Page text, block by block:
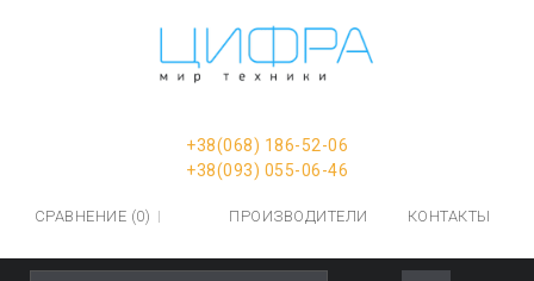
+38(068) 186-52-06
+38(093) 055-06-46
СРАВНЕНИЕ (0) ПРОИЗВОДИТЕЛИ КОНТАКТЫ